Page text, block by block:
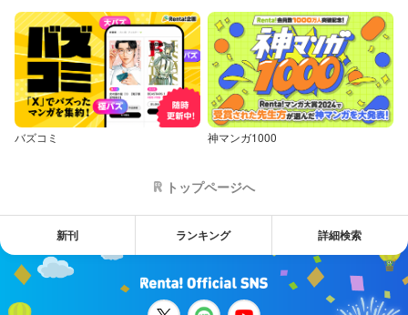
バズコミ 神マンガ1000
トップページへ
新刊 ランキング 詳細検索